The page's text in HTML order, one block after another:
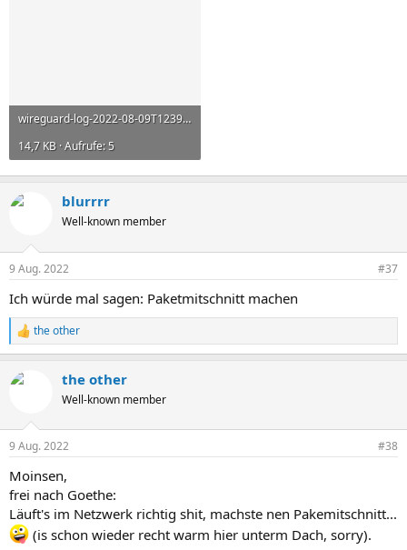
wireguard-log-2022-08-09T123932Z.txt
14,7 KB · Aufrufe: 5
blurrrr
Well-known member
9 Aug. 2022 #37
Ich würde mal sagen: Paketmitschnitt machen
R
e
k
e
:
the other
the other
Well-known member
9 Aug. 2022 #38
Moinsen,
frei nach Goethe:
Läuft's im Netzwerk richtig shit, machste nen Pakemitschnitt...
(is schon wieder recht warm hier unterm Dach, sorry).